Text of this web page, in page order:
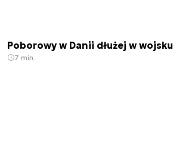
Poborowy w Danii dłużej w wojsku
7 min.